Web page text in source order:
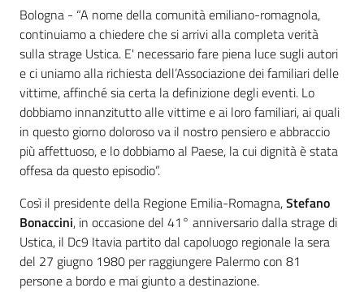
Contenuto
Bologna - “A nome della comunità emiliano-romagnola,
continuiamo a chiedere che si arrivi alla completa verità
sulla strage Ustica. E' necessario fare piena luce sugli autori
e ci uniamo alla richiesta dell’Associazione dei familiari delle
vittime, affinché sia certa la definizione degli eventi. Lo
dobbiamo innanzitutto alle vittime e ai loro familiari, ai quali
in questo giorno doloroso va il nostro pensiero e abbraccio
più affettuoso, e lo dobbiamo al Paese, la cui dignità è stata
offesa da questo episodio”.
Così il presidente della Regione Emilia-Romagna,Stefano
Bonaccini, in occasione del 41° anniversario dalla strage di
Ustica, il Dc9 Itavia partito dal capoluogo regionale la sera
del 27 giugno 1980 per raggiungere Palermo con 81
persone a bordo e mai giunto a destinazione.